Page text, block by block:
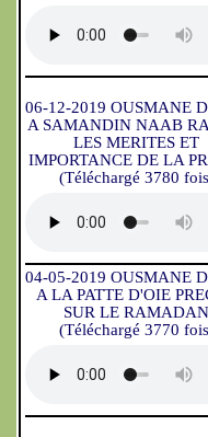
06-12-2019 OUSMANE
A SAMANDIN NAAB
LES MERITES ET
IMPORTANCE DE LA
(Téléchargé 3780
04-05-2019 OUSMANE
A LA PATTE D'OIE
SUR LE RAMADAN
(Téléchargé 3770